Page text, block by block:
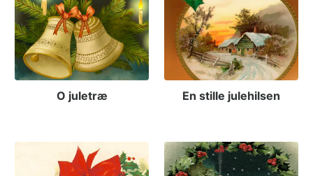
O juletræ En stille julehilsen